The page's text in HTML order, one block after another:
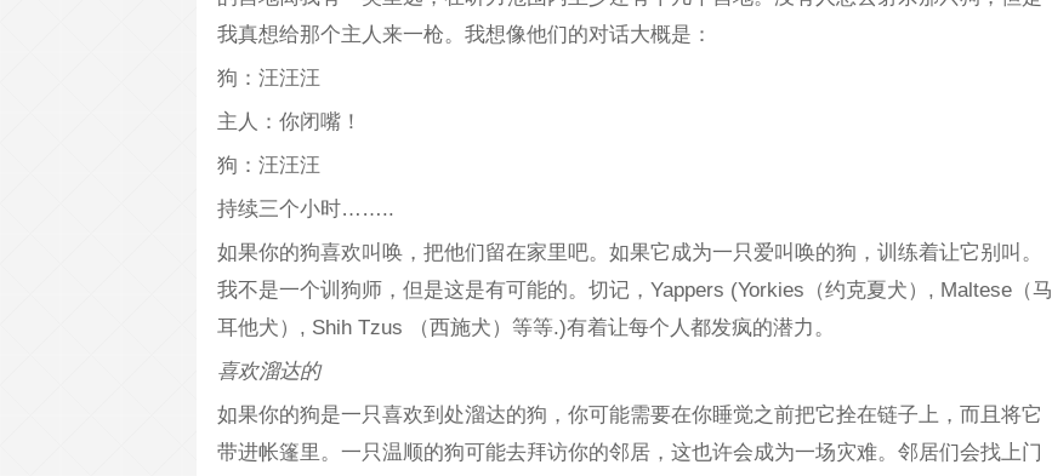
我真想给那个主人来一枪。我想像他们的对话大概是：
狗：汪汪汪
主人：你闭嘴！
狗：汪汪汪
持续三个小时……..
如果你的狗喜欢叫唤，把他们留在家里吧。如果它成为一只爱叫唤的狗，训练着让它别叫。
我不是一个训狗师，但是这是有可能的。切记，Yappers (Yorkies（约克夏犬）, Maltese（马
耳他犬）, Shih Tzus （西施犬）等等.)有着让每个人都发疯的潜力。
喜欢溜达的
如果你的狗是一只喜欢到处溜达的狗，你可能需要在你睡觉之前把它拴在链子上，而且将它
带进帐篷里。一只温顺的狗可能去拜访你的邻居，这也许会成为一场灾难。邻居们会找上门